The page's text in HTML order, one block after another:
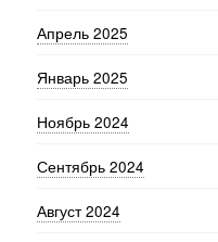
Апрель 2025
Январь 2025
Ноябрь 2024
Сентябрь 2024
Август 2024